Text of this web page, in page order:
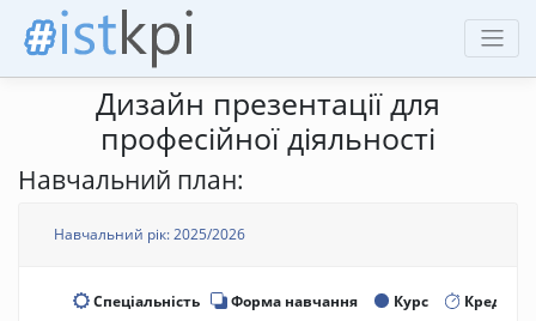
Дизайн презентації для
професійної діяльності
Навчальний план:
Навчальний рік: 2025/2026
Спеціальність Форма навчання Курс
Кредити